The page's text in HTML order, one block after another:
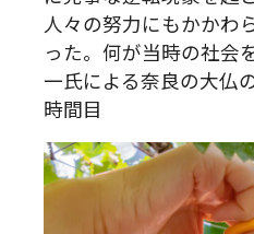
人々の努力にもかかわ
った。何が当時の社会
一氏による奈良の大仏
時間目